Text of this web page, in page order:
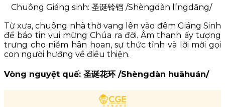
Chuông Giáng sinh: 圣诞铃铛 /Shèngdàn língdāng/
Từ xưa, chuông nhà thờ vang lên vào đêm Giáng Sinh
để báo tin vui mừng Chúa ra đời. Âm thanh ấy tượng
trưng cho niềm hân hoan, sự thức tỉnh và lời mời gọi
con người hướng về điều thiện.
Vòng nguyệt quế: 圣诞花环 /Shèngdàn huāhuán/